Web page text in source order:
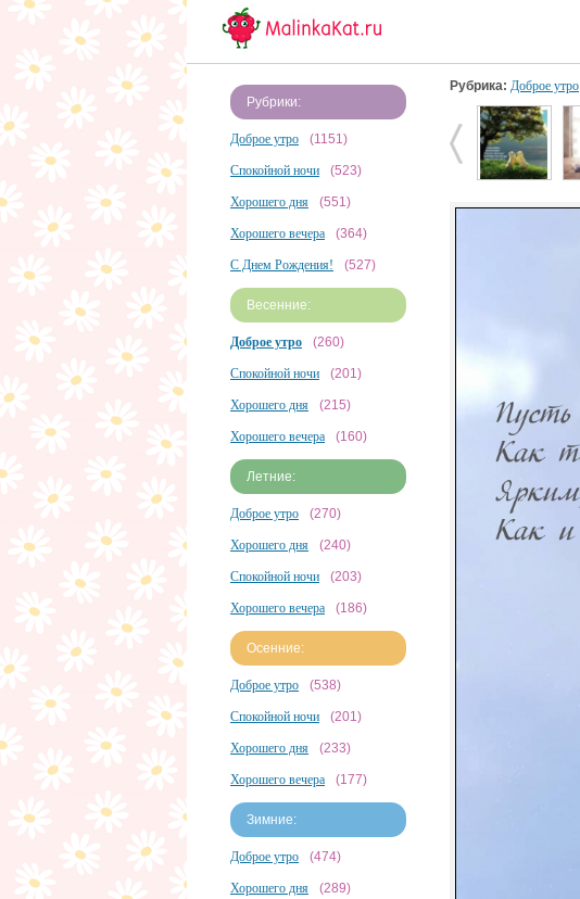
Рубрики:
Доброе утро (1151)
Спокойной ночи (523)
Хорошего дня (551)
Хорошего вечера (364)
С Днем Рождения! (527)
Весенние:
Доброе утро (260)
Спокойной ночи (201)
Хорошего дня (215)
Хорошего вечера (160)
Летние:
Доброе утро (270)
Хорошего дня (240)
Спокойной ночи (203)
Хорошего вечера (186)
Осенние:
Доброе утро (538)
Спокойной ночи (201)
Хорошего дня (233)
Хорошего вечера (177)
Зимние:
Доброе утро (474)
Хорошего дня (289)
Рубрика: Доброе утро